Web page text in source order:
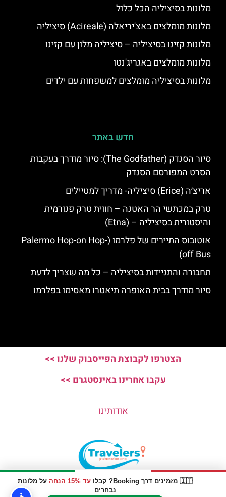
🇮🇹 מזמינים דרך Booking? קבלו עד 15% הנחה
על מלונות
נבחרים
מלונות בסיציליה הכל כלול
מלונות מומלצים באצ'יריאלה (Acireale) סיציליה
מלונות קזינו בסיציליה – סיציליה מלון עם קזינו
מלונות מומלצים באגריג'נטו
מלונות בסיציליה מומלצים למשפחות עם ילדים
חדש באתר
סיור הסנדק (The Godfather): סיור מודרך בעקבות
הסרט המפורסם הסנדק
אריצ׳ה (Erice) סיציליה- מדריך למטיילים
טרק במכתשי הר האטנה – חווית טרק פנורמית
והיסטורית בסיציליה – (Etna)
אוטובוס התיירים של פלרמו (Palermo Hop-on Hop-
off Bus)
תחבורה והתניידות בסיציליה – כל מה שצריך לדעת
סיור מודרך בבית האופרה תיאטרו מאסימו בפלרמו
הצטרפו לקבוצת הפייסבוק שלנו >>
עקבו אחרינו באינסטגרם >>
אודותינו
האתר הינו אתר המלצות מטיילים © כל הזכויות שמורות לסוכנות